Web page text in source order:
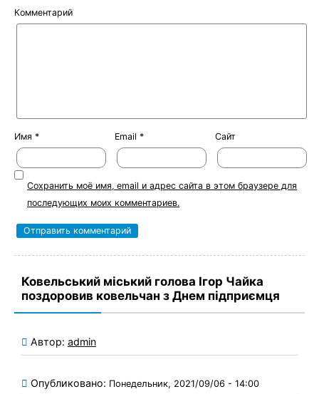
Комментарий
Имя * Email * Сайт
Сохранить моё имя, email и адрес сайта в этом браузере для
последующих моих комментариев.
Ковельський міський голова Ігор Чайка
поздоровив ковельчан з Днем підприємця
Автор: admin
Опубликовано: Понедельник, 2021/09/06 - 14:00